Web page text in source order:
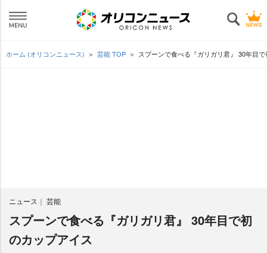
ホーム (オリコンニュース) 芸能 TOP スプーンで食べる『ガリガリ君』 30年目
ニュース 芸能
スプーンで食べる『ガリガリ君』 30年目で初
のカップアイス